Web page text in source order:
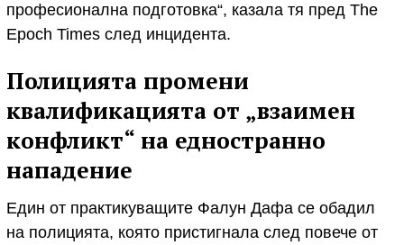
професионална подготовка“, казала тя пред The
Epoch Times след инцидента.
Полицията промени
квалификацията от „взаимен
конфликт“ на едностранно
нападение
Един от практикуващите Фалун Дафа се обадил
на полицията, която пристигнала след повече от